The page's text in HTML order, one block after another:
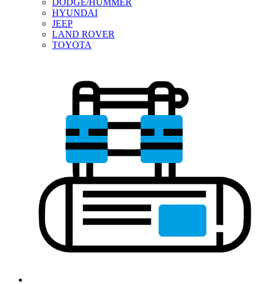
HYUNDAI
JEEP
LAND ROVER
TOYOTA